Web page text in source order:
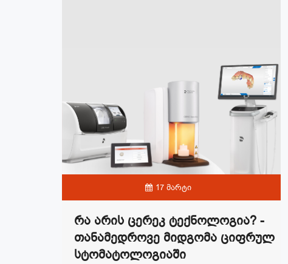
17 მარტი
Რა Არის Ცერეკ Ტექნოლოგია? -
Თანამედროვე Მიდგომა Ციფრულ
Სტომატოლოგიაში